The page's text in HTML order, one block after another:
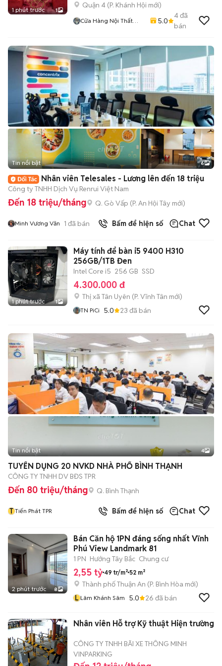
1 phút trước 1
Quận 4 (P. Khánh Hội mới)
Cửa Hàng Nội Thất
5.0
4đã
bán
+2
Tin nổi bật 6
Nhân viên Telesales - Lương lên đến 18 triệu
Công ty TNHH Dịch Vụ Renrui Việt Nam
Đến 18 triệu/tháng Q. Gò Vấp (P. An Hội Tây mới)
Minh Vương Văn 1 đã bán Bấm để hiện số Chat
1 phút trước 1
Máy tính để bàn i5 9400 H310
256GB/1TB Đen
Intel Core i5 256 GB SSD
4.300.000 đ
Thị xã Tân Uyên (P. Vĩnh Tân mới)
TN PiCi 5.0 23 đã bán
Tin nổi bật 4
TUYỂN DỤNG 20 NVKD NHÀ PHỐ BÌNH THẠNH
CÔNG TY TNHH DV BĐS TPR
Đến 80 triệu/tháng Q. Bình Thạnh
T Tiến Phát TPR Bấm để hiện số Chat
2 phút trước 8
Bán Căn hộ 1PN đáng sống nhất Vĩnh
Phú View Landmark 81
1 PN Hướng Tây Bắc Chung cư
2,55 tỷ 49 tr/m² 52 m²
Thành phố Thuận An (P. Bình Hòa mới)
L Lâm Khánh Sâm 5.0 26 đã bán
Nhân viên Hỗ trợ Kỹ thuật Hiện trường
CÔNG TY TNHH BÃI XE THÔNG MINH
VINPARKING